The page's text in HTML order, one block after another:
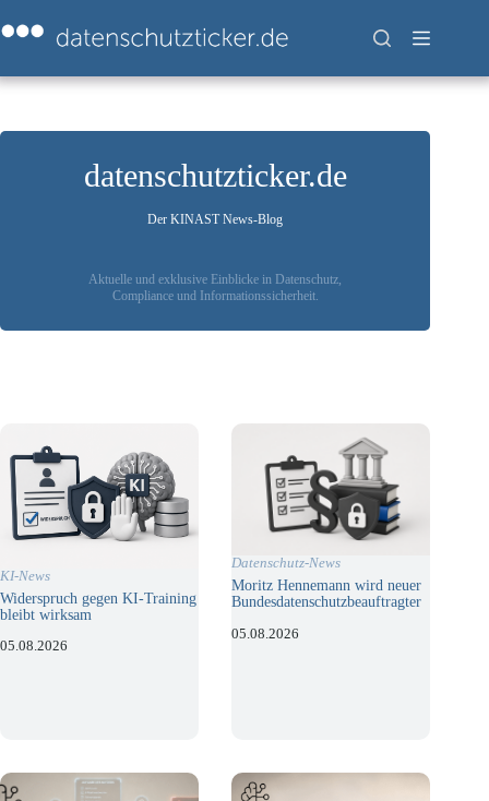
Inhalt
springen
datenschutzticker.de
Der KINAST News-Blog
Aktuelle und exklusive Einblicke in Datenschutz,
Compliance und Informationssicherheit.
KI-News
Widerspruch gegen KI-Training
bleibt wirksam
05.08.2026
Datenschutz-News
Moritz Hennemann wird neuer
Bundesdatenschutzbeauftragter
05.08.2026